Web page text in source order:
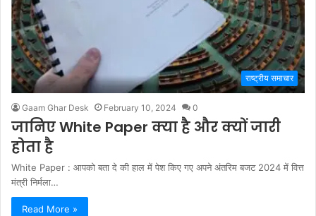
राष्ट्रीय समाचार
Gaam Ghar Desk February 10, 2024 0
जानिए White Paper क्या है और क्यों जारी
होता है
White Paper : आपको बता दे की हाल में पेश किए गए अपने अंतरिम बजट 2024 में वित्त
मंत्री निर्मला…
Read More »